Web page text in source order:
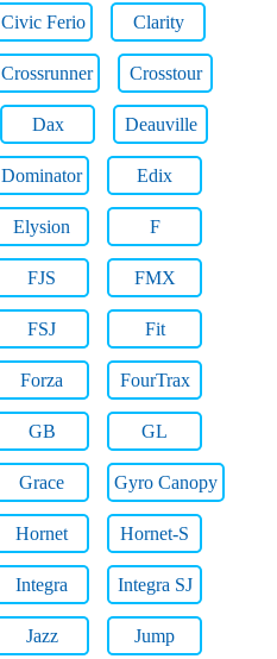
Civic Ferio Clarity
Crossrunner Crosstour
Dax Deauville
Dominator Edix
Elysion F
FJS FMX
FSJ Fit
Forza FourTrax
GB GL
Grace Gyro Canopy
Hornet Hornet-S
Integra Integra SJ
Jazz Jump